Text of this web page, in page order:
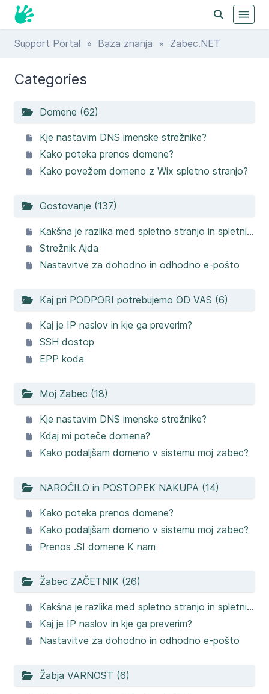
Support Portal » Baza znanja » Zabec.NET
Categories
Domene (62)
Kje nastavim DNS imenske strežnike?
Kako poteka prenos domene?
Kako povežem domeno z Wix spletno stranjo?
Gostovanje (137)
Kakšna je razlika med spletno stranjo in spletnim mestom?
Strežnik Ajda
Nastavitve za dohodno in odhodno e-pošto
Kaj pri PODPORI potrebujemo OD VAS (6)
Kaj je IP naslov in kje ga preverim?
SSH dostop
EPP koda
Moj Zabec (18)
Kje nastavim DNS imenske strežnike?
Kdaj mi poteče domena?
Kako podaljšam domeno v sistemu moj zabec?
NAROČILO in POSTOPEK NAKUPA (14)
Kako poteka prenos domene?
Kako podaljšam domeno v sistemu moj zabec?
Prenos .SI domene K nam
Žabec ZAČETNIK (26)
Kakšna je razlika med spletno stranjo in spletnim mestom?
Kaj je IP naslov in kje ga preverim?
Nastavitve za dohodno in odhodno e-pošto
Žabja VARNOST (6)